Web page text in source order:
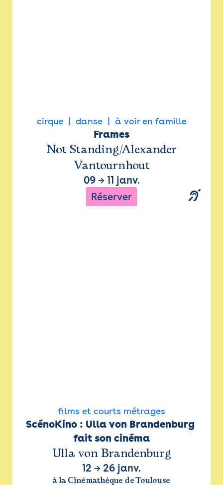
cirque danse à voir en famille
Frames
Not Standing/Alexander
Vantournhout
09→ 11 janv.
Réserver
films et courts métrages
ScénoKino : Ulla von Brandenburg
fait son cinéma
Ulla von Brandenburg
12 → 26 janv.
à la Cinémathèque de Toulouse